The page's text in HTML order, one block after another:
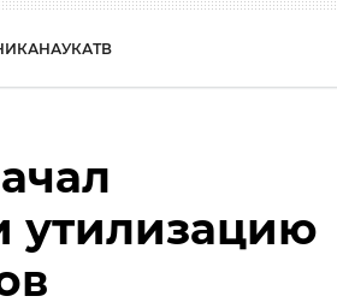
НАУКАТВ
утилизацию